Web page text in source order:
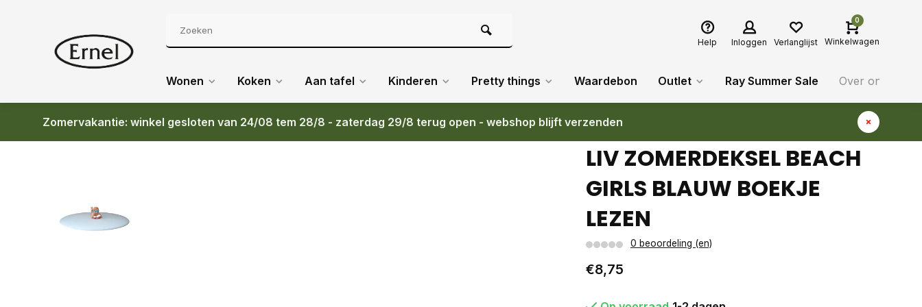
Help Inloggen Verlanglijst
0
Winkelwagen
Wonen Koken Aan tafel Kinderen Pretty things Waardebon Outlet Ray Summer Sale Over ons
Zomervakantie: winkel gesloten van 24/08 tem 28/8 - zaterdag 29/8 terug open - webshop blijft verzenden
Terug LIV ZOMERDEKSEL BEACH GIRLS BLAUW BOEKJE LEZEN
LIV ZOMERDEKSEL BEACH
GIRLS BLAUW BOEKJE
LEZEN
0 beoordeling (en)
€8,75